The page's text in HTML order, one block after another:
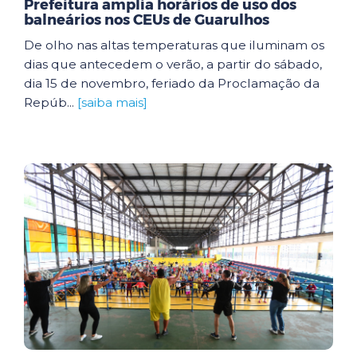
Prefeitura amplia horários de uso dos
balneários nos CEUs de Guarulhos
De olho nas altas temperaturas que iluminam os
dias que antecedem o verão, a partir do sábado,
dia 15 de novembro, feriado da Proclamação da
Repúb... [saiba mais]